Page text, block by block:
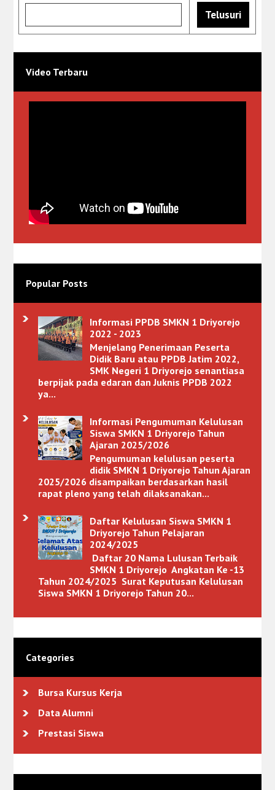
Video Terbaru
Popular Posts
Informasi PPDB SMKN 1 Driyorejo
2022 - 2023
Menjelang Penerimaan Peserta
Didik Baru atau PPDB Jatim 2022,
SMK Negeri 1 Driyorejo senantiasa
berpijak pada edaran dan Juknis PPDB 2022
ya...
Informasi Pengumuman Kelulusan
Siswa SMKN 1 Driyorejo Tahun
Ajaran 2025/2026
Pengumuman kelulusan peserta
didik SMKN 1 Driyorejo Tahun Ajaran
2025/2026 disampaikan berdasarkan hasil
rapat pleno yang telah dilaksanakan...
Daftar Kelulusan Siswa SMKN 1
Driyorejo Tahun Pelajaran
2024/2025
Daftar 20 Nama Lulusan Terbaik
SMKN 1 Driyorejo Angkatan Ke -13
Tahun 2024/2025 Surat Keputusan Kelulusan
Siswa SMKN 1 Driyorejo Tahun 20...
Categories
Bursa Kursus Kerja
Data Alumni
Prestasi Siswa